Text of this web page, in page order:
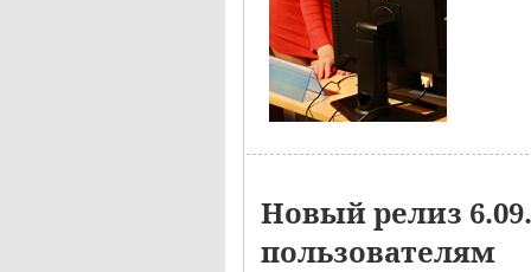
Новый релиз
пользователям